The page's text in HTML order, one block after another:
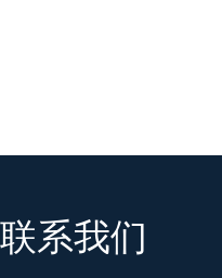
联系我们